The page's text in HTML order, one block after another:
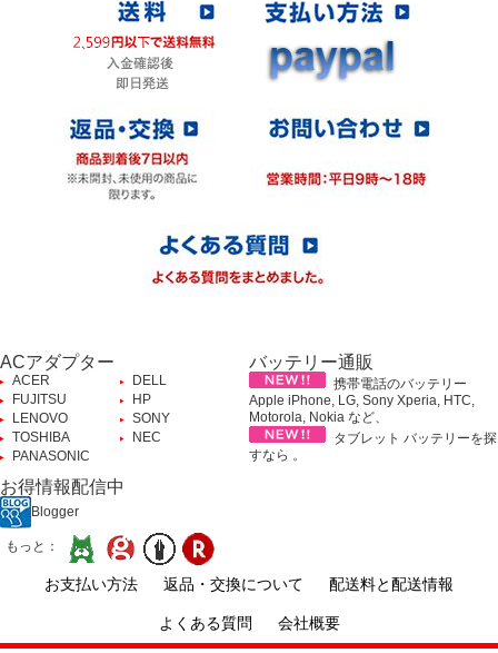
ACアダプター
ACER
DELL
FUJITSU
HP
LENOVO
SONY
TOSHIBA
NEC
PANASONIC
バッテリー通販
携帯電話のバッテリー
Apple iPhone, LG, Sony Xperia, HTC,
Motorola, Nokia など、
タブレット バッテリーを探
すなら 。
お得情報配信中
Blogger
もっと：
お支払い方法 返品・交換について 配送料と配送情報
よくある質問 会社概要